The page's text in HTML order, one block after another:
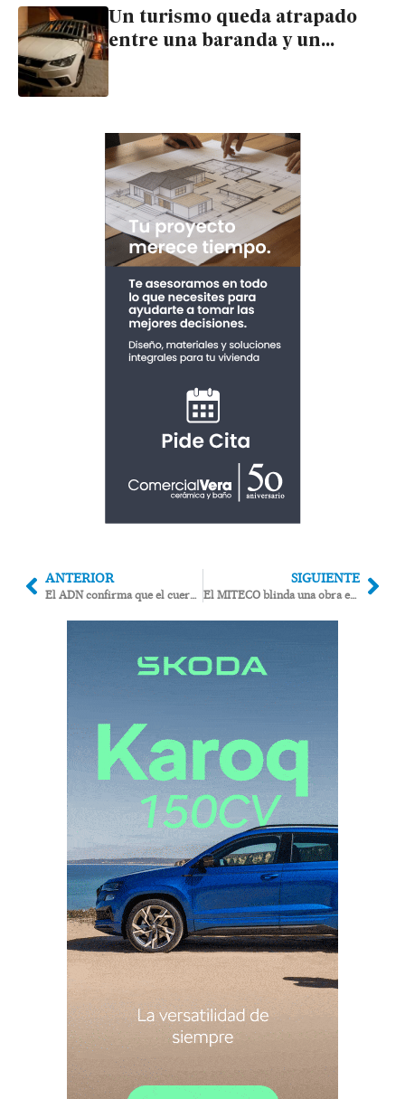
Un turismo queda atrapado
entre una baranda y un
ANTERIOR
El ADN confirma que el cuerpo hallado en una parcela de la playa de Mojácar era un vecino de la localidad
SIGUIENTE
El MITECO blinda una obra en suelo radiactivo de Palomares mientras eterniza su limpieza